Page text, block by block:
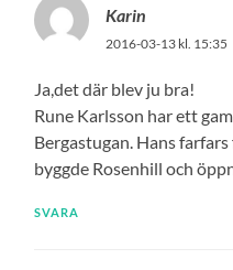
Karin
2016-03-13 kl. 15:35
Ja,det där blev ju bra!
Rune Karlsson har ett
Bergastugan. Hans
byggde Rosenhill och
SVARA